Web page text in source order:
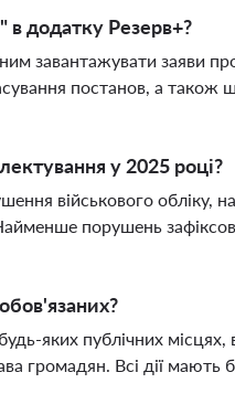
в додатку Резерв+?
завантажувати заяви
постанов, а також
у 2025 році?
військового обліку,
порушень
яких публічних
громадян. Всі дії мають